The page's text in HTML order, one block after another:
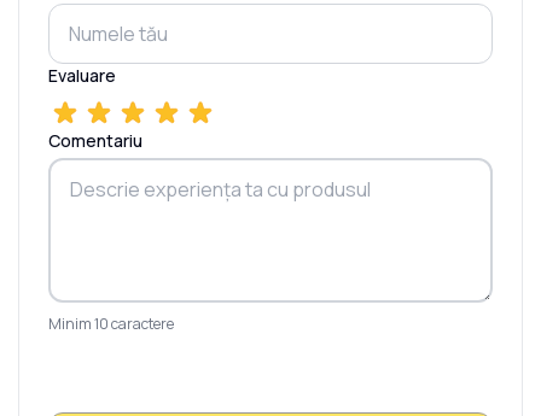
Evaluare
Comentariu
Minim 10 caractere